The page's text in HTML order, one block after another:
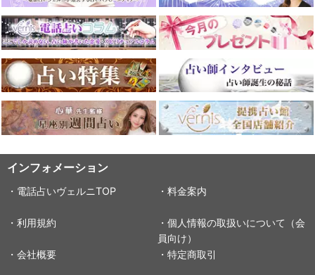
インフォメーション
・電話占いヴェルニTOP ・料金案内
・利用規約
・個人情報の取扱いについて（会
員向け）
・会社概要
・特定商取引